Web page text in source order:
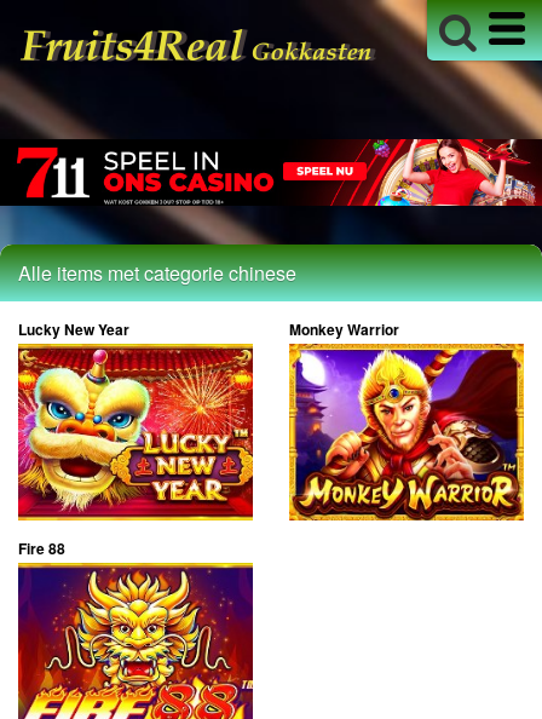
Alle items met categorie chinese
Lucky New Year Monkey Warrior
Fire 88